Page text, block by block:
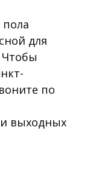
для
по
выходных